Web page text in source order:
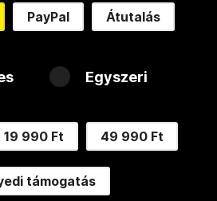
PayPal Átutalás
Egyszeri
19 990 Ft 49 990 Ft
támogatás